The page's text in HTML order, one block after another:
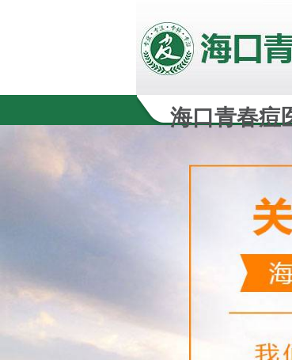
海口青春痘